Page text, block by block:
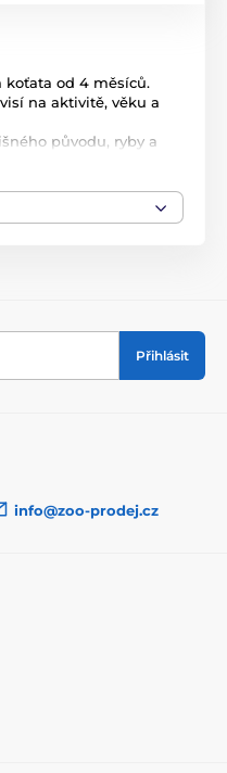
koťata od 4 měsíců.
na aktivitě, věku a
původu, ryby a
extrakt z čaje 0,008%,
0,004%.
Přihlásit
info@zoo-prodej.cz